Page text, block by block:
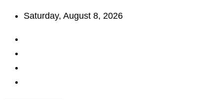
Skip
content
Saturday, August 8, 2026